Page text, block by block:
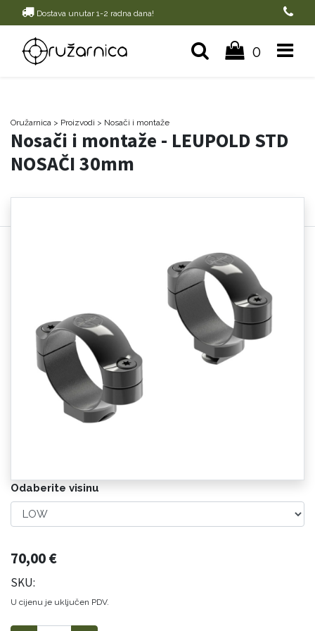
Dostava unutar 1-2 radna dana!
0
Oružarnica > Proizvodi > Nosači i montaže
Nosači i montaže - LEUPOLD STD
NOSAČI 30mm
Odaberite visinu
70,00€
SKU:
U cijenu je uključen PDV.